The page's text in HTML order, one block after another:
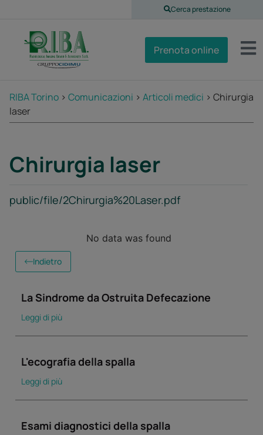
Cerca prestazione
Prenota online
RIBA Torino > Comunicazioni > Articoli medici > Chirurgia
laser
Chirurgia laser
public/file/2Chirurgia%20Laser.pdf
No data was found
Indietro
La Sindrome da Ostruita Defecazione
Leggi di più
L'ecografia della spalla
Leggi di più
Esami diagnostici della spalla